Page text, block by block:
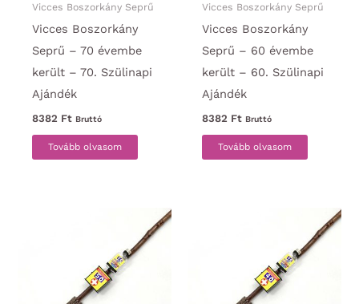
Vicces Boszorkány Seprű
Vicces Boszorkány
Seprű – 70 évembe
került – 70. Szülinapi
Ajándék
8382 Ft Bruttó
Tovább olvasom
Vicces Boszorkány Seprű
Vicces Boszorkány
Seprű – 60 évembe
került – 60. Szülinapi
Ajándék
8382 Ft Bruttó
Tovább olvasom